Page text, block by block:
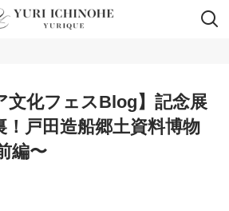
文化フェスBlog】記念展
！戸田造船郷土資料博物
編〜